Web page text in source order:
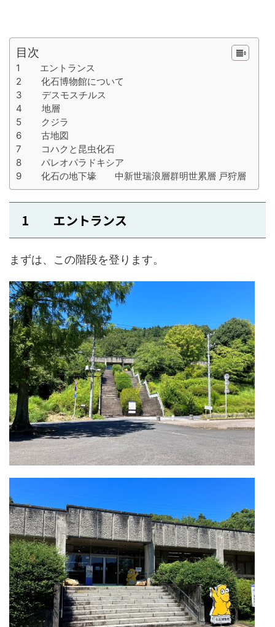
目次
1 エントランス
2 化石博物館について
3 デスモスチルス
4 地層
5 クジラ
6 古地図
7 コハクと昆虫化石
8 パレオパラドキシア
9 化石の地下壕 中新世瑞浪層群明世累層 戸狩層
1 エントランス
まずは、この階段を登ります。